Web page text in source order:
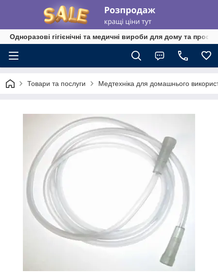
Одноразові гігієнічні та медичні вироби для дому та
Товари та послуги Медтехніка для домашнього